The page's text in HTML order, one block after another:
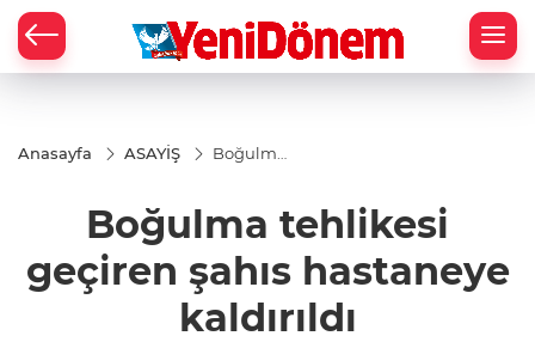
Anasayfa ASAYİŞ
Boğulma
hastaneye
Boğulma tehlikesi
geçiren şahıs hastaneye
kaldırıldı